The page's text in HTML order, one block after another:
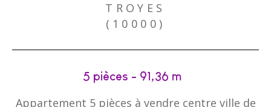
TROYES
(10000)
5 pièces - 91,36 m²
Appartement 5 pièces à vendre centre ville de